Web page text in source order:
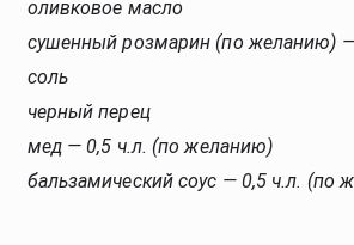
оливковое масло
сушенный розмарин (по желанию) —
соль
черный перец
мед — 0,5 ч.л. (по желанию)
бальзамический соус — 0,5 ч.л. (по